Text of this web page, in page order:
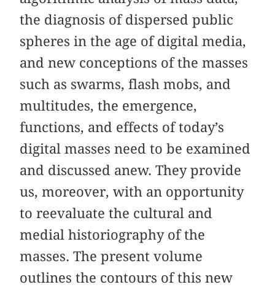
the diagnosis of dispersed public
spheres in the age of digital media,
and new conceptions of the masses
such as swarms, flash mobs, and
multitudes, the emergence,
functions, and effects of today’s
digital masses need to be examined
and discussed anew. They provide
us, moreover, with an opportunity
to reevaluate the cultural and
medial historiography of the
masses. The present volume
outlines the contours of this new